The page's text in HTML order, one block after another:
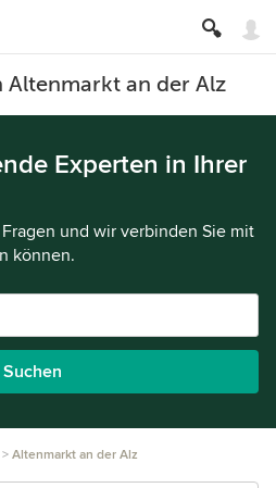
an der Alz
Experten in Ihrer
und wir verbinden Sie mit
können.
Suchen
Altenmarkt an der Alz